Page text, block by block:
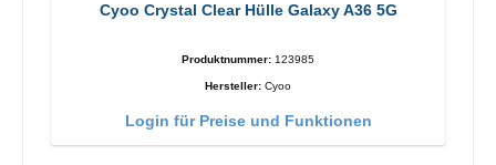
Cyoo Crystal Clear Hülle Galaxy A36 5G
Produktnummer: 123985
Hersteller: Cyoo
Login für Preise und Funktionen